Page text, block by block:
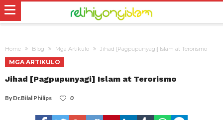
Home Blog Mga Artikulo Jihad [Pagpupunyagi] Islam at Terorismo
MGA ARTIKULO
Jihad [Pagpupunyagi] Islam at Terorismo
By Dr.Bilal Philips 0